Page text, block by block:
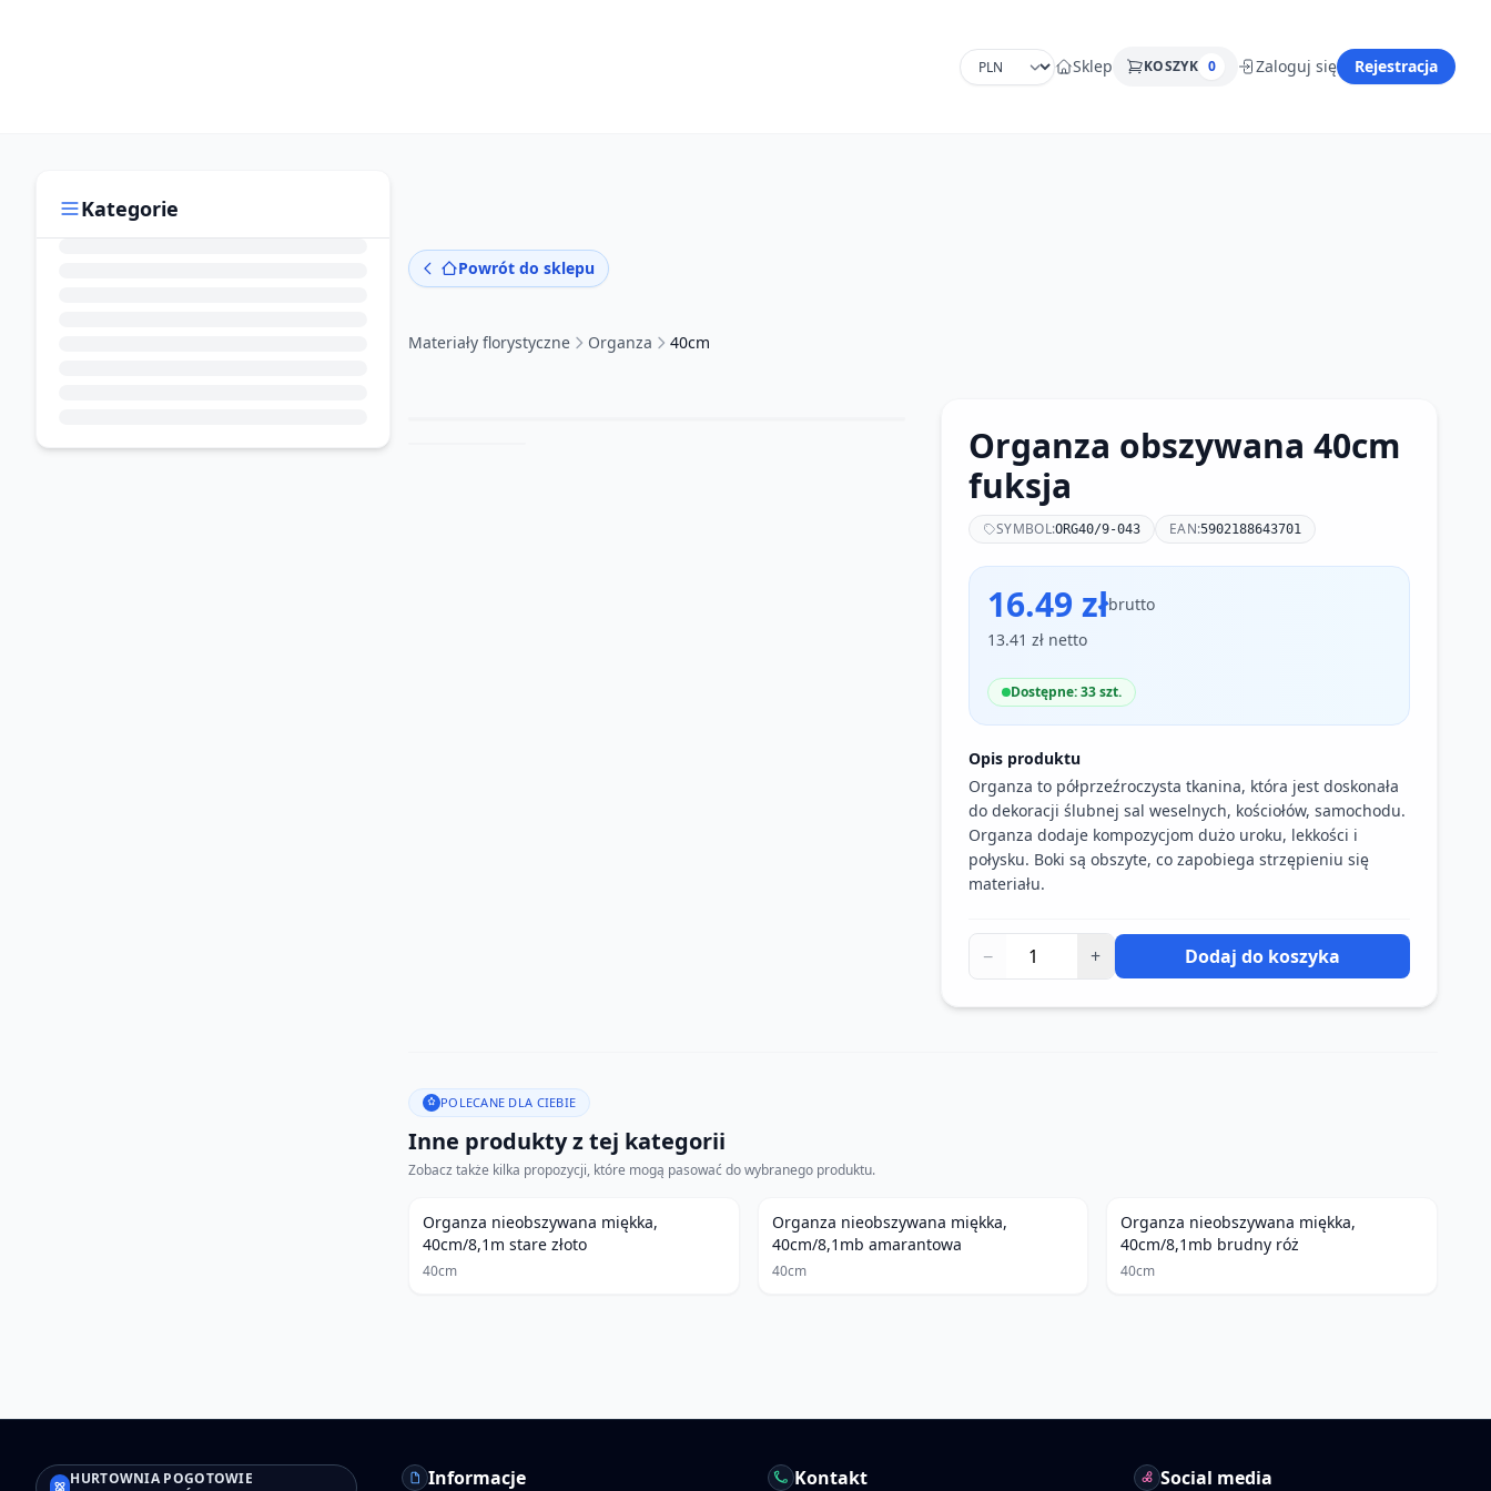
Sklep KOSZYK 0 Zaloguj się Rejestracja
Kategorie
Powrót do sklepu
Materiały florystyczne Organza 40cm
Organza obszywana 40cm
fuksja
SYMBOL:ORG40/9-043 EAN:5902188643701
16.49 złbrutto
13.41 zł netto
Dostępne: 33 szt.
Opis produktu
Organza to półprzeźroczysta tkanina, która jest doskonała
do dekoracji ślubnej sal weselnych, kościołów, samochodu.
Organza dodaje kompozycjom dużo uroku, lekkości i
połysku. Boki są obszyte, co zapobiega strzępieniu się
materiału.
− + Dodaj do koszyka
POLECANE DLA CIEBIE
Inne produkty z tej kategorii
Zobacz także kilka propozycji, które mogą pasować do wybranego produktu.
Organza nieobszywana miękka,
40cm/8,1m stare złoto
40cm
Organza nieobszywana miękka,
40cm/8,1mb amarantowa
40cm
Organza nieobszywana miękka,
40cm/8,1mb brudny róż
40cm
HURTOWNIA POGOTOWIE
Informacje Kontakt Social media